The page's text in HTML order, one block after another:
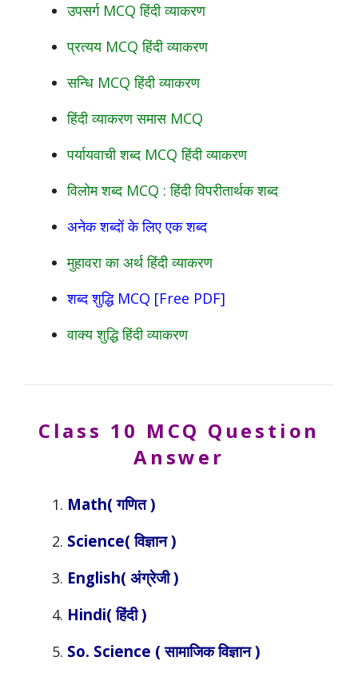
उपसर्ग MCQ हिंदी व्याकरण
प्रत्यय MCQ हिंदी व्याकरण
सन्धि MCQ हिंदी व्याकरण
हिंदी व्याकरण समास MCQ
पर्यायवाची शब्द MCQ हिंदी व्याकरण
विलोम शब्द MCQ : हिंदी विपरीतार्थक शब्द
अनेक शब्दों के लिए एक शब्द
मुहावरा का अर्थ हिंदी व्याकरण
शब्द शुद्धि MCQ [Free PDF]
वाक्य शुद्धि हिंदी व्याकरण
Class 10 MCQ Question
Answer
Math( गणित )
Science( विज्ञान )
English( अंग्रेजी )
Hindi( हिंदी )
So. Science ( सामाजिक विज्ञान )